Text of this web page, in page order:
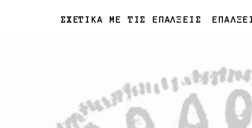
ΣΧΕΤΙΚΑ ΜΕ ΤΙΣ ΕΠΑΛΞΕΙΣ